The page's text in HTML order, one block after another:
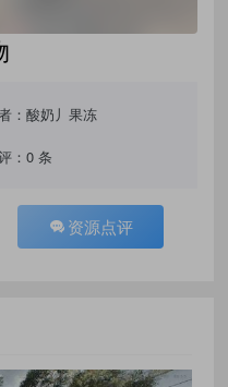
：酸奶丿果冻
：0 条
资源点评